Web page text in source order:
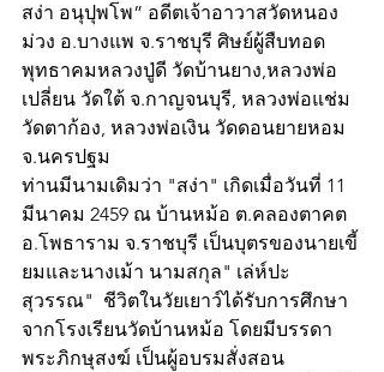
สง่า อนุปุพโพ” อดีตเจ้าอาวาสวัดหนอง
ม่วง อ.บางแพ จ.ราชบุรี ศิษย์ผู้สืบทอด
พุทธาคมหลวงปู่ดี วัดบ้านยาง,หลวงพ่อ
เปลี่ยน วัดใต้ จ.กาญจนบุรี, หลวงพ่อแช่ม
วัดตาก้อง, หลวงพ่อเงิน วัดดอนยายหอม
จ.นครปฐม
ท่านมีนามเดิมว่า "สง่า" เกิดเมื่อวันที่ 11
มีนาคม 2459 ณ บ้านหม้อ ต.คลองตาคต
อ.โพธาราม จ.ราชบุรี เป็นบุตรของนายเขี้
ยมและนางเม้า นามสกุล" เล่ห์ปะ
สุวรรณ"  ชีวิตในวัยเยาว์ได้รับการศึกษา
จากโรงเรียนวัดบ้านหม้อ โดยมีบรรดา
พระภิกษุสงฆ์ เป็นผู้อบรมสั่งสอน